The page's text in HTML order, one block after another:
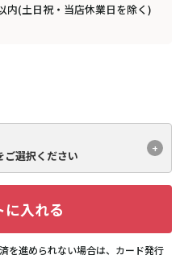
内(土日祝・当店休業日を除く)
ご選択ください
に入れる
を進められない場合は、カード発行